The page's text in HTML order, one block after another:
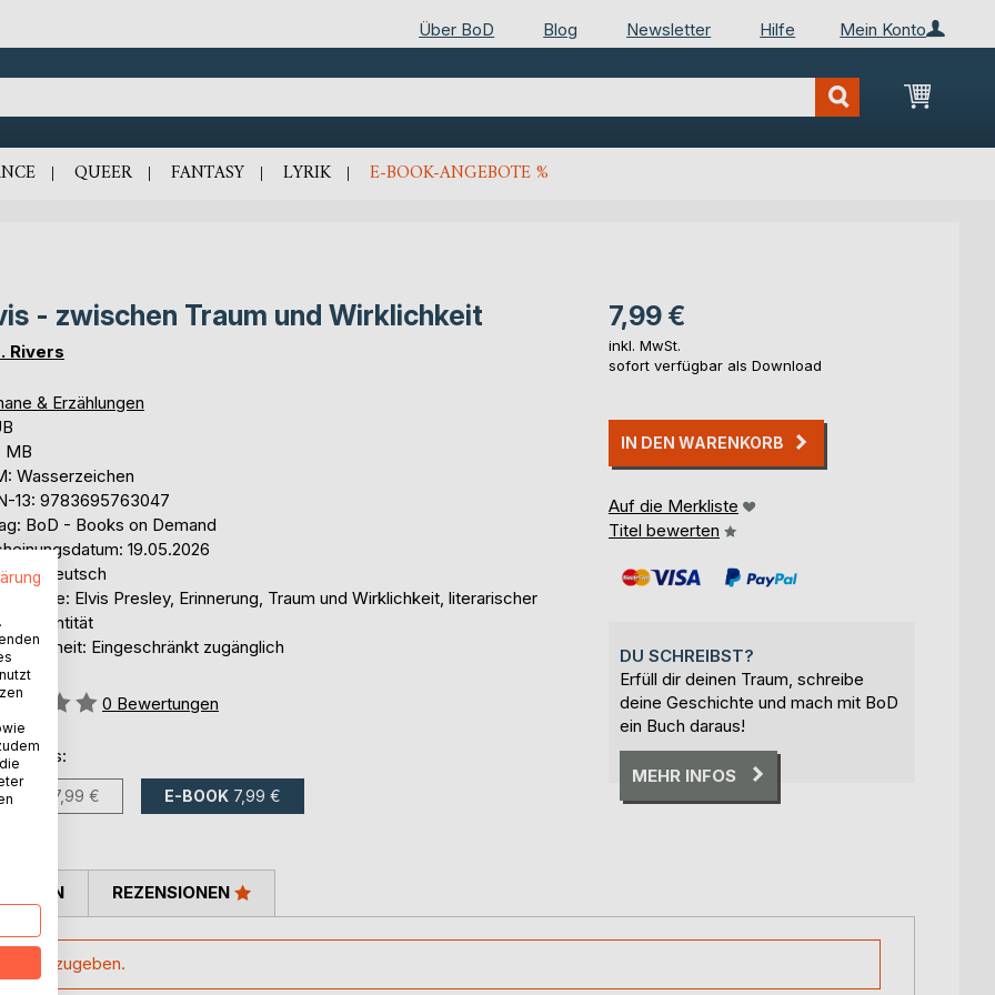
Mein Konto
Über BoD Blog Newsletter Hilfe
Mein
QUEER FANTASY LYRIK E-BOOK-ANGEBOTE %
- zwischen Traum und Wirklichkeit
Rivers
& Erzählungen
MB
Wasserzeichen
13: 9783695763047
BoD - Books on Demand
19.05.2026
Deutsch
Elvis Presley, Erinnerung, Traum und Wirklichkeit, literarischer
Identität
Eingeschränkt zugänglich
0 Bewertungen
als:
27,99 € E-BOOK 7,99 €
7,99 €
inkl. MwSt.
sofort verfügbar als Download
IN DEN WARENKORB
Auf die Merkliste
Titel bewerten
DU SCHREIBST?
Erfüll dir deinen Traum, schreibe
deine Geschichte und mach mit BoD
ein Buch daraus!
MEHR INFOS
Leben zwischen Realität und Erinnerung.
Vergangenheit, Traum und Gegenwart und fragt, was bleibt,
einer Autorin, die sich in ihren Texten mit Erinnerung, Identität und den leisen
REZENSIONEN
abzugeben.